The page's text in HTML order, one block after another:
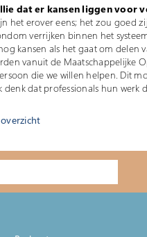
dat er kansen liggen voor
het erover eens; het zou goed
verrijken binnen het
kansen als het gaat om delen
vanuit de Maatschappelijke
die we willen helpen. Dit
denk dat professionals hun werk